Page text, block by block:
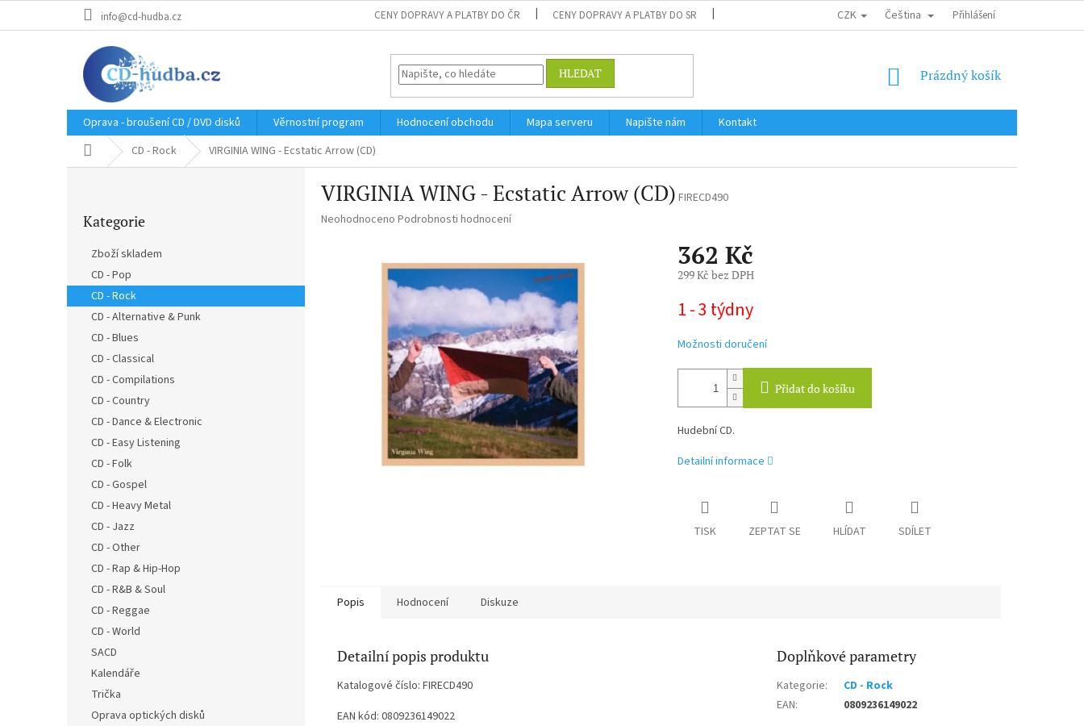
info@cd-hudba.cz CENY DOPRAVY A PLATBY DO ČR CENY DOPRAVY A PLATBY DO SR DOPRAVA DO EU / INTERNATIONAL SHIPPING OBCHODNÍ PODMÍNKY
CZK Čeština Přihlášení
HLEDAT
NÁKUPNÍ
Prázdný košík
Oprava - broušení CD / DVD disků Věrnostní program Hodnocení obchodu Mapa serveru Napište nám
Kontakt
Domů CD - Rock VIRGINIA WING - Ecstatic Arrow (CD)
n
kategorie
Kategorie
Zboží skladem
CD - Pop
CD - Rock
CD - Alternative & Punk
CD - Blues
CD - Classical
CD - Compilations
CD - Country
CD - Dance & Electronic
CD - Easy Listening
CD - Folk
CD - Gospel
CD - Heavy Metal
CD - Jazz
CD - Other
CD - Rap & Hip-Hop
CD - R&B & Soul
CD - Reggae
CD - World
SACD
Kalendáře
Trička
Oprava optických disků
VIRGINIA WING - Ecstatic Arrow (CD) FIRECD490
Průměrné
Neohodnoceno Podrobnosti hodnocení
362 Kč
299 Kč bez DPH
cena:
1 - 3 týdny
Možnosti doručení
Přidat do košíku
Hudební CD.
Detailní informace
TISK ZEPTAT SE HLÍDAT SDÍLET
Popis Hodnocení Diskuze
Detailní popis produktu
Katalogové číslo: FIRECD490
EAN kód: 0809236149022
Doplňkové parametry
Kategorie:
CD - Rock
EAN: 0809236149022